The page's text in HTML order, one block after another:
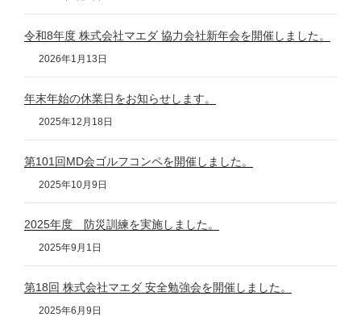
令和8年度 株式会社マエダ 協力会社新年会を開催しました。
2026年1月13日
年末年始の休業日をお知らせします。
2025年12月18日
第101回MD会ゴルフコンペを開催しました。
2025年10月9日
2025年度 防災訓練を実施しました。
2025年9月1日
第18回 株式会社マエダ 安全勉強会を開催しました。
2025年6月9日